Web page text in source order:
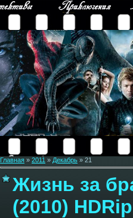
Главная » 2011 » Декабрь » 21
Жизнь за
(2010) НDRip